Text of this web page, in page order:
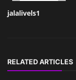
jalalivels1
RELATED ARTICLES